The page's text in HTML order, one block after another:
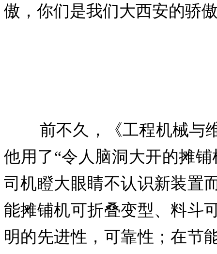
傲，你们是我们大西安的骄
前不久，《工程机械与维
他用了“令人脑洞大开的摊
司机瞪大眼睛不认识新装置
能摊铺机可折叠变型、料斗
明的先进性，可靠性；在节